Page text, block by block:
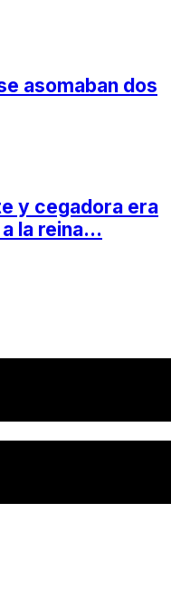
asomaban dos
y cegadora era
a la reina…